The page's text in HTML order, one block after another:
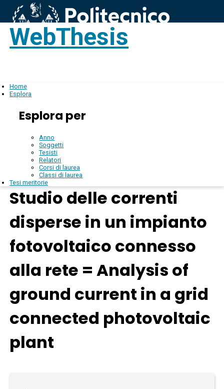
WebThesis
Home
Esplora
Esplora per
Anno
Soggetti
Tesisti
Relatori
Corsi di laurea
Classi di laurea
Tesi meritorie
Studio delle correnti
disperse in un impianto
fotovoltaico connesso
alla rete = Analysis of
ground current in a grid
connected photovoltaic
plant